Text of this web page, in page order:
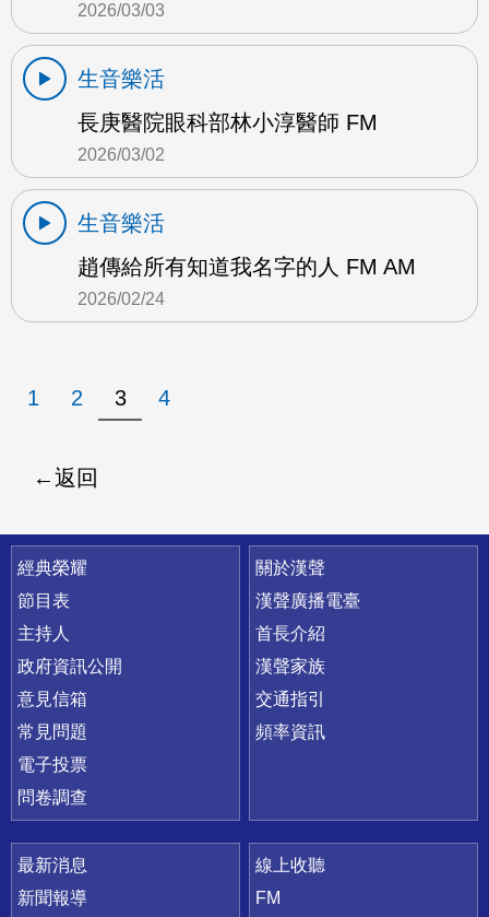
2026/03/03
生音樂活
長庚醫院眼科部林小淳醫師 FM
2026/03/02
生音樂活
趙傳給所有知道我名字的人 FM AM
2026/02/24
1 2 3 4
返回
快速連結
經典榮耀
節目表
主持人
政府資訊公開
意見信箱
常見問題
電子投票
問卷調查
關於漢聲
漢聲廣播電臺
首長介紹
漢聲家族
交通指引
頻率資訊
最新消息
新聞報導
線上收聽
FM